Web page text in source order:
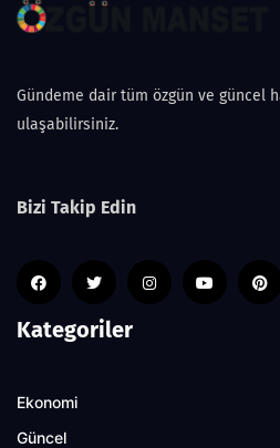
Gündeme dair tüm özgün ve güncel
ulaşabilirsiniz.
Bizi Takip Edin
Kategoriler
Ekonomi
Güncel